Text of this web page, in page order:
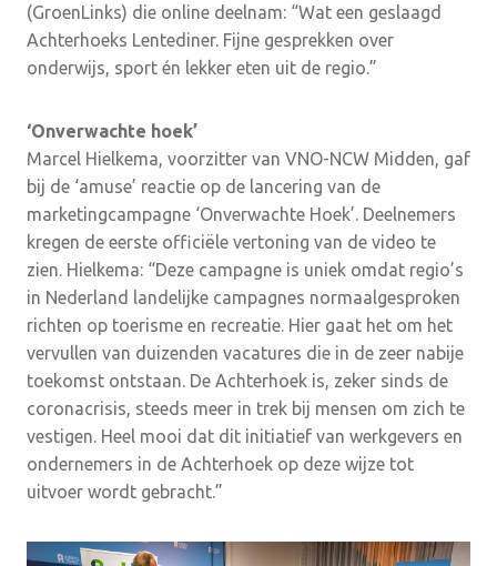
(GroenLinks) die online deelnam: “Wat een geslaagd
Achterhoeks Lentediner. Fijne gesprekken over
onderwijs, sport én lekker eten uit de regio.”
‘Onverwachte hoek’
Marcel Hielkema, voorzitter van VNO-NCW Midden, gaf
bij de ‘amuse’ reactie op de lancering van de
marketingcampagne ‘Onverwachte Hoek’. Deelnemers
kregen de eerste officiële vertoning van de video te
zien. Hielkema: “Deze campagne is uniek omdat regio’s
in Nederland landelijke campagnes normaalgesproken
richten op toerisme en recreatie. Hier gaat het om het
vervullen van duizenden vacatures die in de zeer nabije
toekomst ontstaan. De Achterhoek is, zeker sinds de
coronacrisis, steeds meer in trek bij mensen om zich te
vestigen. Heel mooi dat dit initiatief van werkgevers en
ondernemers in de Achterhoek op deze wijze tot
uitvoer wordt gebracht.”